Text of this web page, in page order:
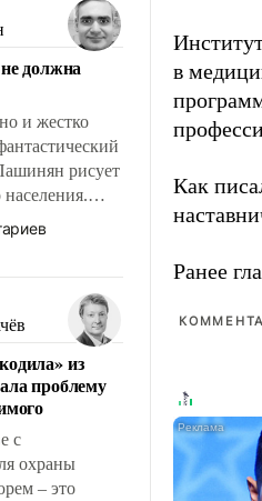
период
например,
должна
и жестко
рисует
населения.
безусловно
и где
поступки не
из
проблему
с
охраны
– это
в
Как
Ранее